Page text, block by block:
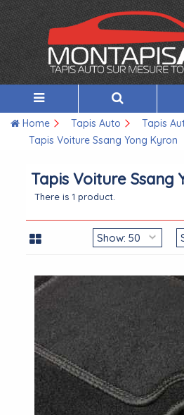
Home Tapis Auto
Tapis
Tapis Voiture Ssang Yong Kyron
Tapis Voiture Ssang
There is 1 product.